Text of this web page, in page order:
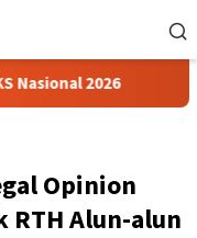
2026
Opinion
Alun-alun